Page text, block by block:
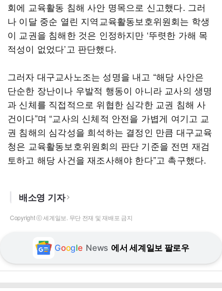
회에 교육활동 침해 사안 명목으로 신고했다. 그러
나 이달 중순 열린 지역교육활동보호위원회는 학생
이 교권을 침해한 것은 인정하지만 ‘뚜렷한 가해 목
적성이 없었다’고 판단했다.
그러자 대구교사노조는 성명을 내고 “해당 사안은
단순한 장난이나 우발적 행동이 아니라 교사의 생명
과 신체를 직접적으로 위협한 심각한 교권 침해 사
건이다”며 “교사의 신체적 안전을 가볍게 여기고 교
권 침해의 심각성을 희석하는 결정인 만큼 대구교육
청은 교육활동보호위원회의 판단 기준을 전면 재검
토하고 해당 사건을 재조사해야 한다”고 촉구했다.
배소영 기자
Copyright ⓒ 세계일보. 무단 전재 및 재배포 금지
Google News 에서 세계일보 팔로우